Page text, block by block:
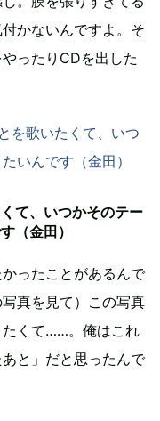
かないんですよ。そ
ったりCDを出した
を歌いたくて、いつ
いんです（金田）
て、いつかそのテー
（金田）
ったことがあるんで
真を見て）この写真
たくて……。俺はこれ
と」だと思ったんで